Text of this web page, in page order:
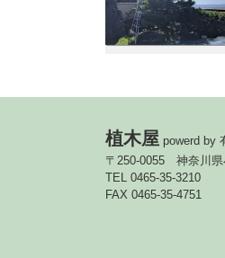
植木屋 powerd by
〒250-0055 神奈川県
TEL 0465-35-3210
FAX 0465-35-4751